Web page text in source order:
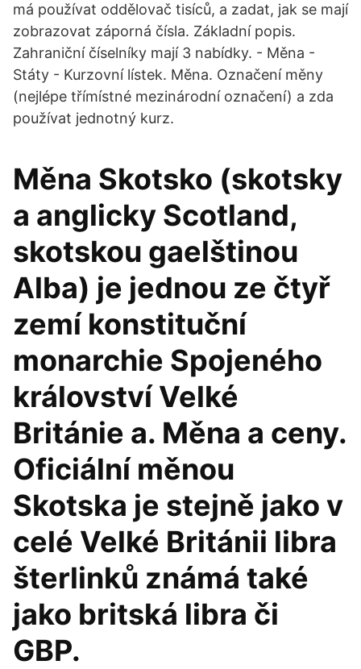
má používat oddělovač tisíců, a zadat, jak se mají
zobrazovat záporná čísla. Základní popis.
Zahraniční číselníky mají 3 nabídky. - Měna -
Státy - Kurzovní lístek. Měna. Označení měny
(nejlépe třímístné mezinárodní označení) a zda
používat jednotný kurz.
Měna Skotsko (skotsky
a anglicky Scotland,
skotskou gaelštinou
Alba) je jednou ze čtyř
zemí konstituční
monarchie Spojeného
království Velké
Británie a. Měna a ceny.
Oficiální měnou
Skotska je stejně jako v
celé Velké Británii libra
šterlinků známá také
jako britská libra či
GBP.